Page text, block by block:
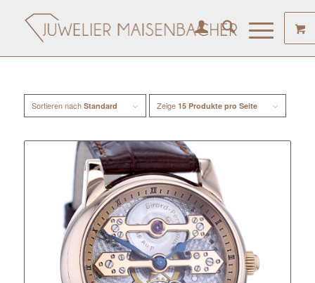
Sortieren nach Standard Zeige 15 Produkte pro Seite